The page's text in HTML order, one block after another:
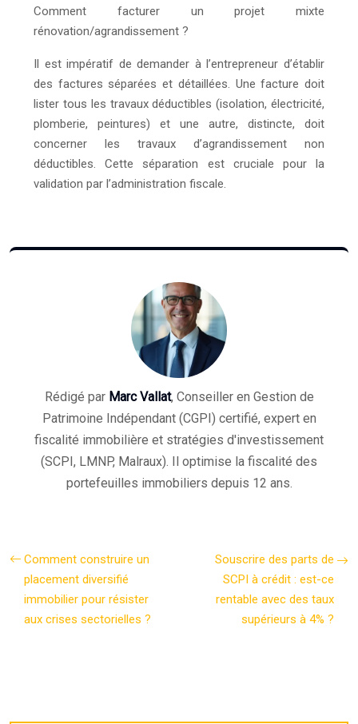
Comment facturer un projet mixte
rénovation/agrandissement ?
Il est impératif de demander à l’entrepreneur d’établir
des factures séparées et détaillées. Une facture doit
lister tous les travaux déductibles (isolation, électricité,
plomberie, peintures) et une autre, distincte, doit
concerner les travaux d’agrandissement non
déductibles. Cette séparation est cruciale pour la
validation par l’administration fiscale.
Rédigé par Marc Vallat, Conseiller en Gestion de
Patrimoine Indépendant (CGPI) certifié, expert en
fiscalité immobilière et stratégies d'investissement
(SCPI, LMNP, Malraux). Il optimise la fiscalité des
portefeuilles immobiliers depuis 12 ans.
Comment construire un
placement diversifié
immobilier pour résister
aux crises sectorielles ?
Souscrire des parts de
SCPI à crédit : est-ce
rentable avec des taux
supérieurs à 4% ?